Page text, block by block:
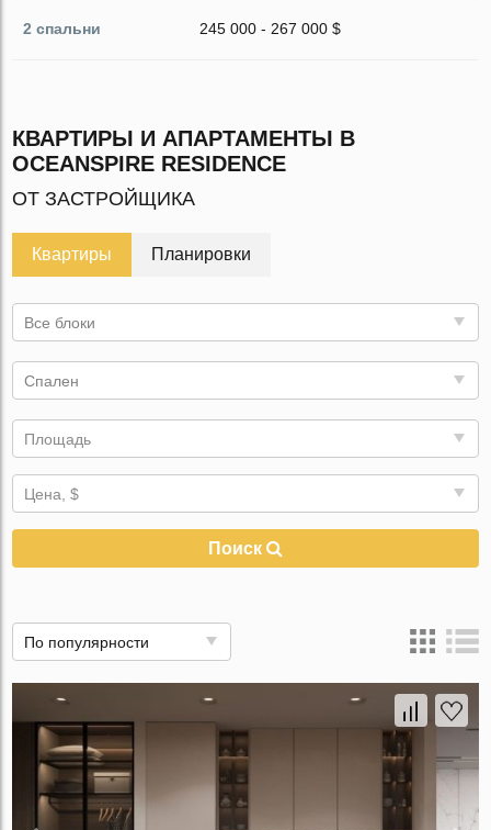
2 спальни 245 000 - 267 000 $
КВАРТИРЫ И АПАРТАМЕНТЫ В
OCEANSPIRE RESIDENCE
ОТ ЗАСТРОЙЩИКА
Квартиры Планировки
Все блоки
Спален
Площадь
Цена, $
Поиск
По популярности